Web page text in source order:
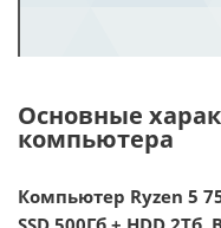
Основные
компьютера
Компьютер Ryzen 5